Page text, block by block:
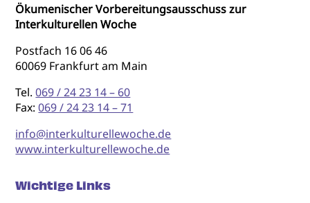
Ökumenischer Vorbereitungsausschuss zur
Interkulturellen Woche
Postfach 16 06 46
60069 Frankfurt am Main
Tel.069 / 24 23 14 – 60
Fax:069 / 24 23 14 – 71
info@interkulturellewoche.de
www.interkulturellewoche.de
Wichtige Links